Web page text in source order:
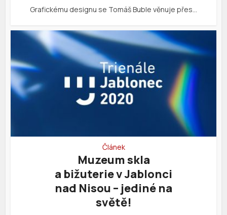
Grafickému designu se Tomáš Buble věnuje přes…
Článek
Muzeum skla
a bižuterie v Jablonci
nad Nisou – jediné na
světě!